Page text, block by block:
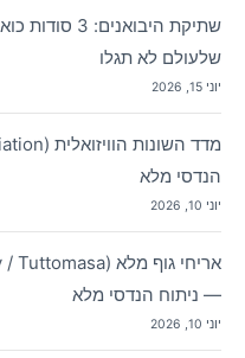
שתיקת
שלעולם לא תגלו
יוני 15, 2026
הנדסי מלא
יוני 10, 2026
— ניתוח הנדסי מלא
יוני 10, 2026